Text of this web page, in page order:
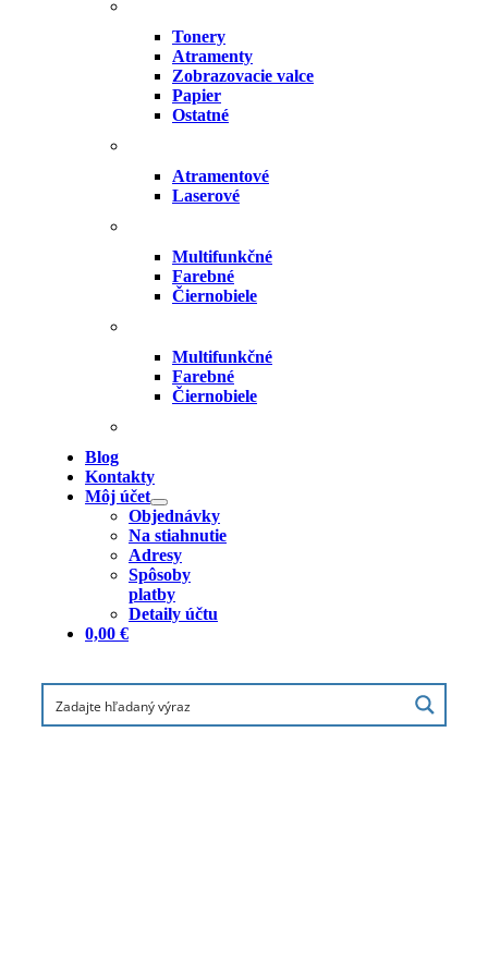
Tonery
Atramenty
Zobrazovacie valce
Papier
Ostatné
Atramentové
Laserové
Multifunkčné
Farebné
Čiernobiele
Multifunkčné
Farebné
Čiernobiele
Blog
Kontakty
Môj účet
Objednávky
Na stiahnutie
Adresy
Spôsoby
platby
Detaily účtu
0,00 €